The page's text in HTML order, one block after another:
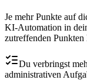
Je mehr Punkte auf
KI-Automation in
zutreffenden Punkten
Du verbringst
administrativen